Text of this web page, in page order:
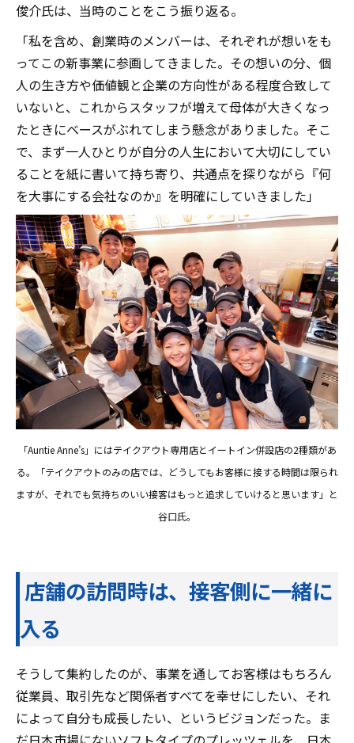
俊介氏は、当時のことをこう振り返る。
「私を含め、創業時のメンバーは、それぞれが想いをも
ってこの新事業に参画してきました。その想いの分、個
人の生き方や価値観と企業の方向性がある程度合致して
いないと、これからスタッフが増えて母体が大きくなっ
たときにベースがぶれてしまう懸念がありました。そこ
で、まず一人ひとりが自分の人生において大切にしてい
ることを紙に書いて持ち寄り、共通点を探りながら『何
を大事にする会社なのか』を明確にしていきました」
「Auntie Anne’s」にはテイクアウト専用店とイートイン併設店の2種類があ
る。「テイクアウトのみの店では、どうしてもお客様に接する時間は限られ
ますが、それでも気持ちのいい接客はもっと追求していけると思います」と
谷口氏。
店舗の訪問時は、接客側に一緒に
入る
そうして集約したのが、事業を通してお客様はもちろん
従業員、取引先など関係者すべてを幸せにしたい、それ
によって自分も成長したい、というビジョンだった。ま